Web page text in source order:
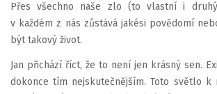
Přes všechno naše zlo (to vlastní i
v každém z nás zůstává jakési povědomí
být takový život.
Jan přichází říct, že to není jen krásný sen.
dokonce tím nejskutečnějším. Toto světlo k